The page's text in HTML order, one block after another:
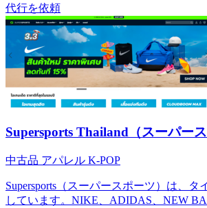
代行を依頼
Supersports Thailand（スーパー
中古品 アパレル K-POP
Supersports（スーパースポーツ）は、
しています。NIKE、ADIDAS、NEW